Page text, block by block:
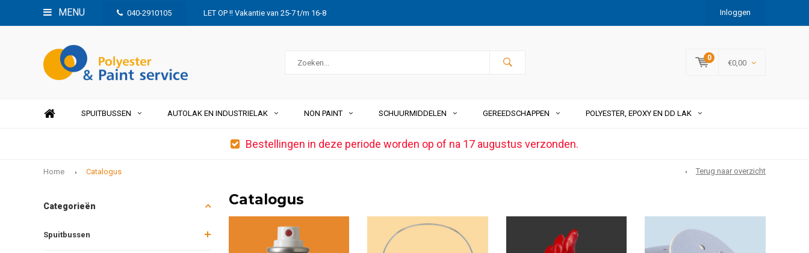
MENU 040-2910105 LET OP !! Vakantie van 25-7 t/m 16-8 Inloggen
0
€0,00
SPUITBUSSEN AUTOLAK EN INDUSTRIELAK NON PAINT SCHUURMIDDELEN GEREEDSCHAPPEN POLYESTER, EPOXY EN DD LAK
Bestellingen in deze periode worden op of na 17 augustus verzonden.
Home Catalogus Terug naar overzicht
Categorieën
Spuitbussen
Catalogus